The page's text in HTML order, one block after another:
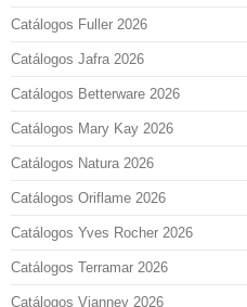
Catálogos Fuller 2026
Catálogos Jafra 2026
Catálogos Betterware 2026
Catálogos Mary Kay 2026
Catálogos Natura 2026
Catálogos Oriflame 2026
Catálogos Yves Rocher 2026
Catálogos Terramar 2026
Catálogos Vianney 2026